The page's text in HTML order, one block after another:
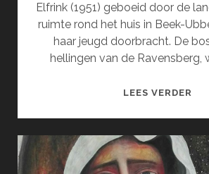
Elfrink (1951) geboeid door de
ruimte rond het huis in Beek-
haar jeugd doorbracht. De
hellingen van de Ravensberg,
LEES VERDER
IN
DE